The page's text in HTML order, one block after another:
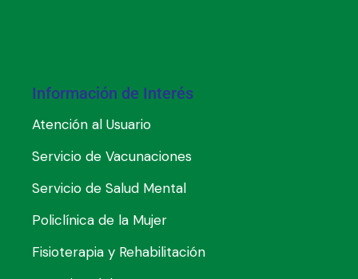
Información de Interés
Atención al Usuario
Servicio de Vacunaciones
Servicio de Salud Mental
Policlínica de la Mujer
Fisioterapia y Rehabilitación